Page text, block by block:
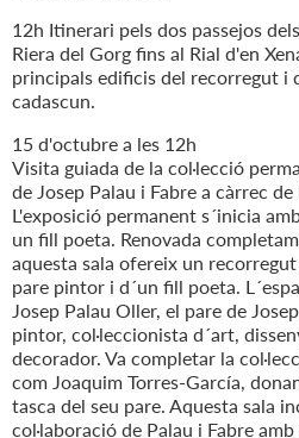
12h Itinerari pels dos passejos
Riera del Gorg fins al Rial d'en
principals edificis del recorregut i
cadascun.
15 d'octubre a les 12h
Visita guiada de la col·lecció
de Josep Palau i Fabre a càrrec
L'exposició permanent s´inicia
un fill poeta. Renovada
aquesta sala ofereix un
pare pintor i d´un fill poeta.
Josep Palau Oller, el pare de
pintor, col·leccionista d´art,
decorador. Va completar la
com Joaquim Torres-García,
tasca del seu pare. Aquesta sala
col·laboració de Palau i Fabre